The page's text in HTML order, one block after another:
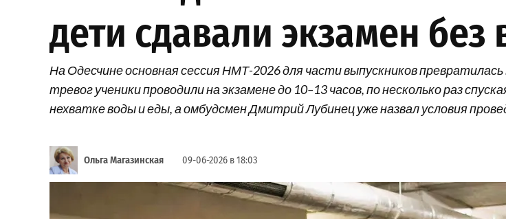
дети сдавали экзамен
На Одесчине основная сессия НМТ-2026 для части выпускников
тревог ученики проводили на экзамене до 10–13 часов, по несколько раз
нехватке воды и еды, а омбудсмен Дмитрий Лубинец уже назвал условия
Ольга Магазинская 09-06-2026 в 18:03